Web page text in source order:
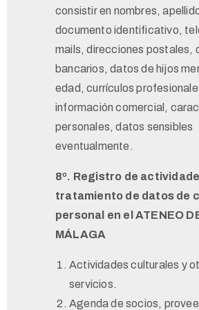
consistir en nombres,
documento identificativo,
mails, direcciones postales,
bancarios, datos de hijos
edad, currículos
información comercial,
personales, datos sensibles
eventualmente.
8º. Registro de
tratamiento de datos de
personal en el ATENEO
MÁLAGA
Actividades culturales y
servicios.
Agenda de socios,